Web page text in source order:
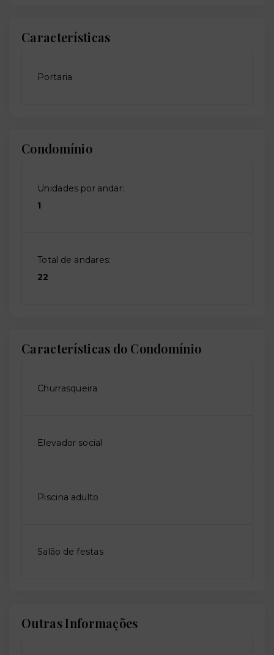
Características
Portaria
Condomínio
Unidades por andar:
1
Total de andares:
22
Características do Condomínio
Churrasqueira
Elevador social
Piscina adulto
Salão de festas
Outras Informações